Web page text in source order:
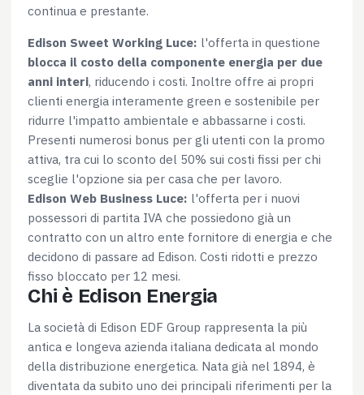
continua e prestante.
Edison Sweet Working Luce: l'offerta in questione
blocca il costo della componente energia per due
anni interi, riducendo i costi. Inoltre offre ai propri
clienti energia interamente green e sostenibile per
ridurre l'impatto ambientale e abbassarne i costi.
Presenti numerosi bonus per gli utenti con la promo
attiva, tra cui lo sconto del 50% sui costi fissi per chi
sceglie l'opzione sia per casa che per lavoro.
Edison Web Business Luce: l'offerta per i nuovi
possessori di partita IVA che possiedono già un
contratto con un altro ente fornitore di energia e che
decidono di passare ad Edison. Costi ridotti e prezzo
fisso bloccato per 12 mesi.
Chi è Edison Energia
La società di Edison EDF Group rappresenta la più
antica e longeva azienda italiana dedicata al mondo
della distribuzione energetica. Nata già nel 1894, è
diventata da subito uno dei principali riferimenti per la